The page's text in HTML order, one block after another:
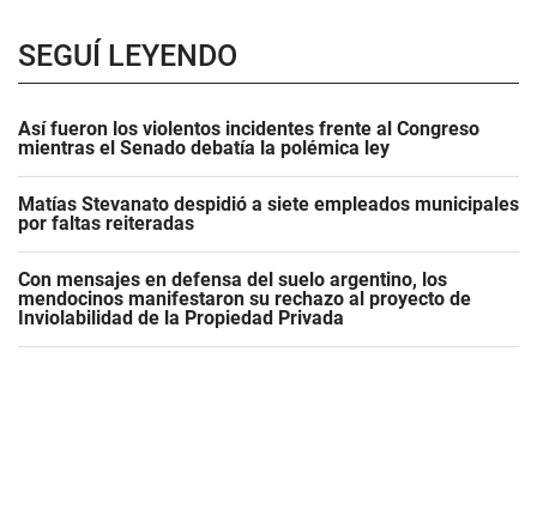
SEGUÍ LEYENDO
Así fueron los violentos incidentes frente al Congreso
mientras el Senado debatía la polémica ley
Matías Stevanato despidió a siete empleados municipales
por faltas reiteradas
Con mensajes en defensa del suelo argentino, los
mendocinos manifestaron su rechazo al proyecto de
Inviolabilidad de la Propiedad Privada